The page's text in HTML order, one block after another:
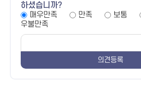
하셨습니까?
매우만족
만족 보통
우불만족